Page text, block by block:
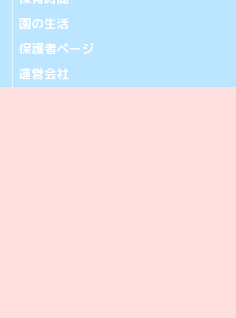
園の生活
保護者ページ
運営会社